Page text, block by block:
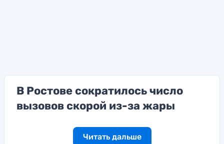
В Ростове сократилось число
вызовов скорой из-за жары
Читать дальше